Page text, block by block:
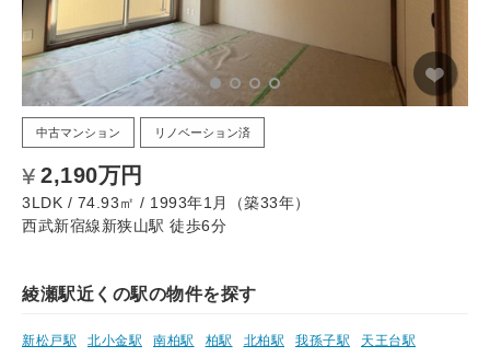
中古マンション リノベーション済
2,190万円
3LDK / 74.93㎡ / 1993年1月（築33年）
西武新宿線新狭山駅 徒歩6分
綾瀬駅近くの駅の物件を探す
新松戸駅 北小金駅 南柏駅 柏駅 北柏駅 我孫子駅
天王台駅